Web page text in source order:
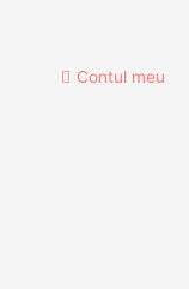
Contul meu